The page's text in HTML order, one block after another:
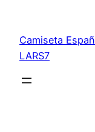
contenido
Camiseta
LARS7